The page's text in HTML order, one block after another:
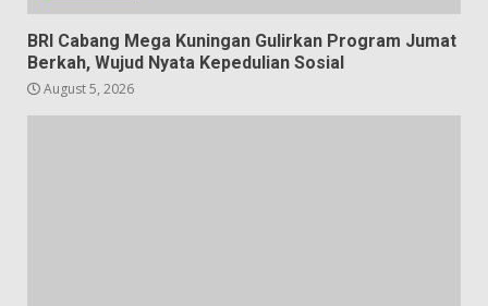
BRI Cabang Mega Kuningan Gulirkan Program Jumat
Berkah, Wujud Nyata Kepedulian Sosial
August 5, 2026